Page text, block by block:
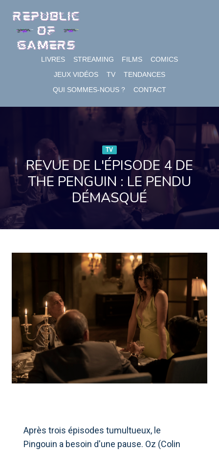
content
LIVRES STREAMING FILMS
COMICS
JEUX VIDÉOS
TV
TENDANCES
QUI SOMMES-NOUS ?
CONTACT
TV
REVUE DE L'ÉPISODE 4 DE
THE PENGUIN : LE PENDU
DÉMASQUÉ
Après trois épisodes tumultueux, le
Pingouin a besoin d'une pause. Oz (Colin